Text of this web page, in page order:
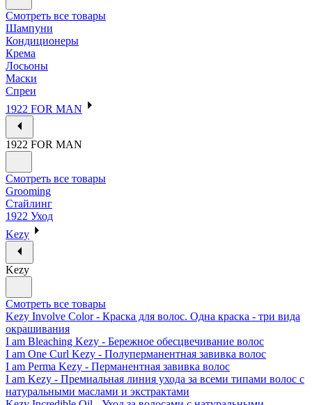
Смотреть все товары
Шампуни
Кондиционеры
Крема
Лосьоны
Маски
Спреи
1922 FOR MAN
1922 FOR MAN
Смотреть все товары
Grooming
Стайлинг
1922 Уход
Kezy
Kezy
Смотреть все товары
Kezy Involve Color - Краска для волос. Одна краска - три вида
окрашивания
I am Bleaching Kezy - Бережное обесцвечивание волос
I am One Curl Kezy - Полуперманентная завивка волос
I am Perma Kezy - Перманентная завивка волос
I am Kezy - Премиальная линия ухода за всеми типами волос с
натуральными маслами и экстрактами